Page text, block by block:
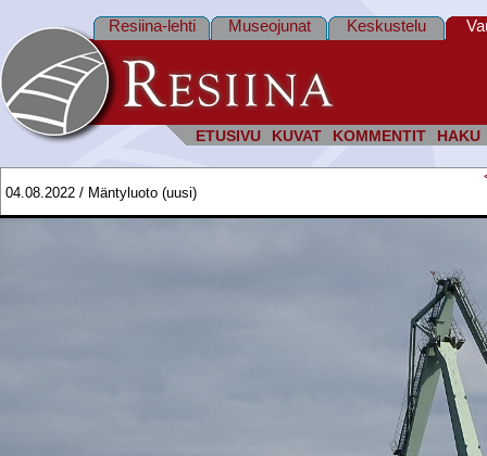
ETUSIVU KUVAT KOMMENTIT HAKU
Resiina-lehti Museojunat Keskustelu
04.08.2022 / Mäntyluoto (uusi)